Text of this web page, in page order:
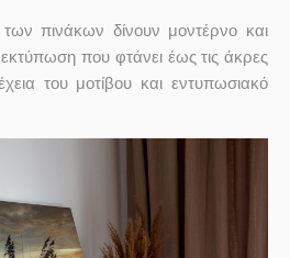
πινάκων δίνουν μοντέρνο και
που φτάνει έως τις άκρες
του μοτίβου και εντυπωσιακό